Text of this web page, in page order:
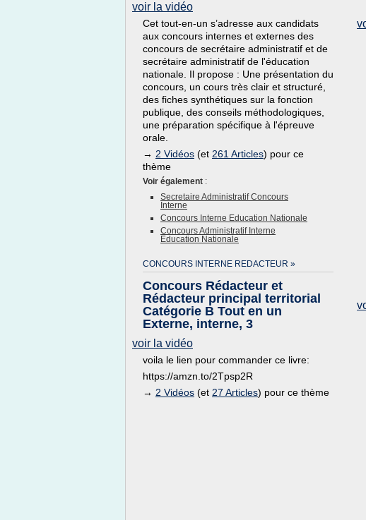
voir la vidéo
Cet tout-en-un s’adresse aux candidats
aux concours internes et externes des
concours de secrétaire administratif et de
secrétaire administratif de l'éducation
nationale. Il propose : Une présentation du
concours, un cours très clair et structuré,
des fiches synthétiques sur la fonction
publique, des conseils méthodologiques,
une préparation spécifique à l'épreuve
orale.
→ 2 Vidéos (et 261 Articles) pour ce
thème
Voir également :
Secretaire Administratif Concours
Interne
Concours Interne Education Nationale
Concours Administratif Interne
Education Nationale
CONCOURS INTERNE REDACTEUR »
Concours Rédacteur et
Rédacteur principal territorial
Catégorie B Tout en un
Externe, interne, 3
voir la vidéo
voila le lien pour commander ce livre:
https://amzn.to/2Tpsp2R
→ 2 Vidéos (et 27 Articles) pour ce thème